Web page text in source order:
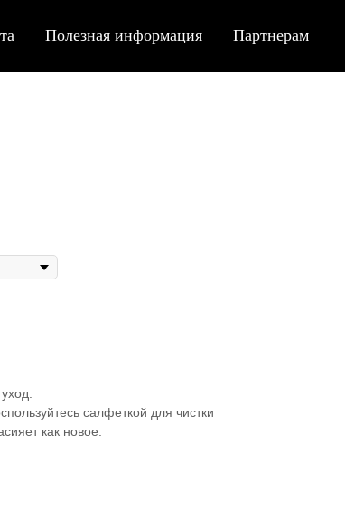
Полезная информация Партнерам
салфеткой для чистки
как новое.